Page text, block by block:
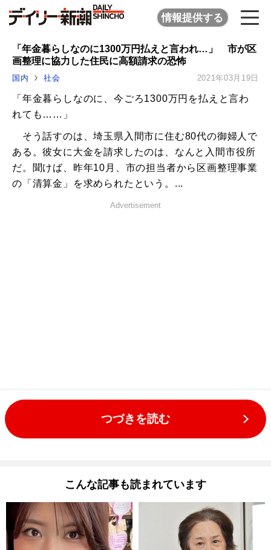
情報提供する
「年金暮らしなのに1300万円払えと言われ…」 市が区
画整理に協力した住民に高額請求の恐怖
国内 社会 2021年03月19日
「年金暮らしなのに、今ごろ1300万円を払えと言わ
れても……」
そう話すのは、埼玉県入間市に住む80代の御婦人で
ある。彼女に大金を請求したのは、なんと入間市役所
だ。聞けば、昨年10月、市の担当者から区画整理事業
の「清算金」を求められたという。...
Advertisement
つづきを読む
こんな記事も読まれています